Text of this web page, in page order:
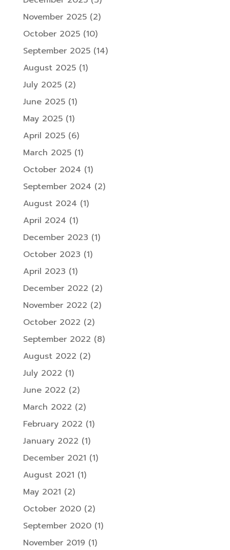
November 2025(2)
October 2025(10)
September 2025(14)
August 2025(1)
July 2025(2)
June 2025(1)
May 2025(1)
April 2025(6)
March 2025(1)
October 2024 (1)
September 2024 (2)
August 2024 (1)
April 2024 (1)
December 2023 (1)
October 2023 (1)
April 2023 (1)
December 2022 (2)
November 2022 (2)
October 2022 (2)
September 2022 (8)
August 2022 (2)
July 2022 (1)
June 2022 (2)
March 2022 (2)
February 2022 (1)
January 2022 (1)
December 2021 (1)
August 2021 (1)
May 2021 (2)
October 2020(2)
September 2020(1)
November 2019 (1)